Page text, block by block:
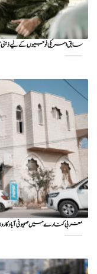
سابق امریکی فوجیوں کے
مغربی کنارے میں صہیونی